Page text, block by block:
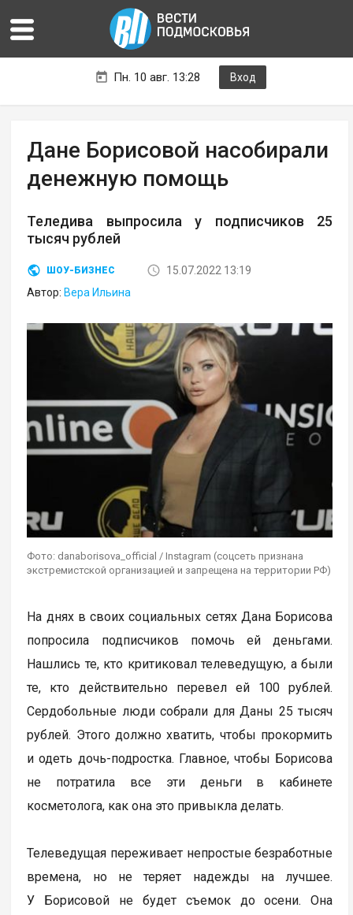
Пн. 10 авг. 13:28 Вход
Дане Борисовой насобирали
денежную помощь
Теледива выпросила у подписчиков 25
тысяч рублей
ШОУ-БИЗНЕС
15.07.2022 13:19
Автор: Вера Ильина
Фото: danaborisova_official / Instagram (соцсеть признана
экстремистской организацией и запрещена на территории РФ)
На днях в своих социальных сетях Дана Борисова
попросила подписчиков помочь ей деньгами.
Нашлись те, кто критиковал телеведущую, а были
те, кто действительно перевел ей 100 рублей.
Сердобольные люди собрали для Даны 25 тысяч
рублей. Этого должно хватить, чтобы прокормить
и одеть дочь-подростка. Главное, чтобы Борисова
не потратила все эти деньги в кабинете
косметолога, как она это привыкла делать.
Телеведущая переживает непростые безработные
времена, но не теряет надежды на лучшее.
У Борисовой не будет съемок до осени. Она